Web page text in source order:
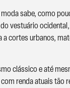
sabe, como
vestuário
cortes urbanos,
clássico e até
renda atuais